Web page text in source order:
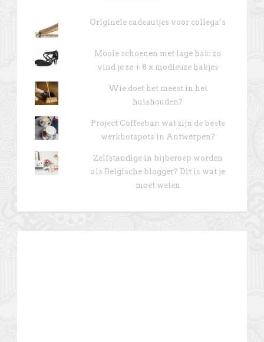
Originele cadeautjes voor collega’s
Mooie schoenen met lage hak: zo
vind je ze + 8 x modieuze hakjes
Wie doet het meest in het
huishouden?
Project Coffeebar: wat zijn de beste
werkhotspots in Antwerpen?
Zelfstandige in bijberoep worden
als Belgische blogger? Dit is wat je
moet weten